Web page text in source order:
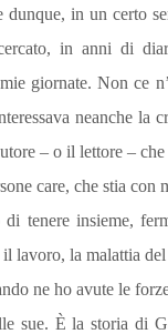
in un certo
in anni di
giornate. Non ce
neanche la
– o il lettore –
care, che stia con
tenere insieme,
lavoro, la malattia
ne ho avute le
sue. È la storia di